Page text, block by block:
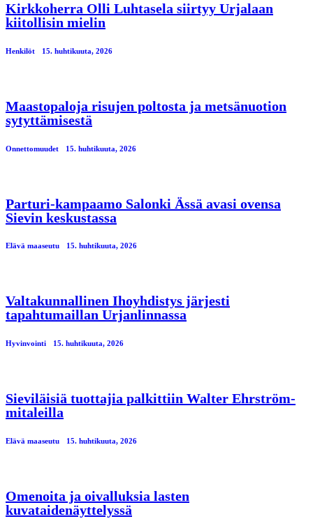
Kirkkoherra Olli Luhtasela siirtyy Urjalaan
kiitollisin mielin
Henkilöt 15. huhtikuuta, 2026
Maastopaloja risujen poltosta ja metsänuotion
sytyttämisestä
Onnettomuudet 15. huhtikuuta, 2026
Parturi-kampaamo Salonki Ässä avasi ovensa
Sievin keskustassa
Elävä maaseutu 15. huhtikuuta, 2026
Valtakunnallinen Ihoyhdistys järjesti
tapahtumaillan Urjanlinnassa
Hyvinvointi 15. huhtikuuta, 2026
Sieviläisiä tuottajia palkittiin Walter Ehrström-
mitaleilla
Elävä maaseutu 15. huhtikuuta, 2026
Omenoita ja oivalluksia lasten
kuvataidenäyttelyssä